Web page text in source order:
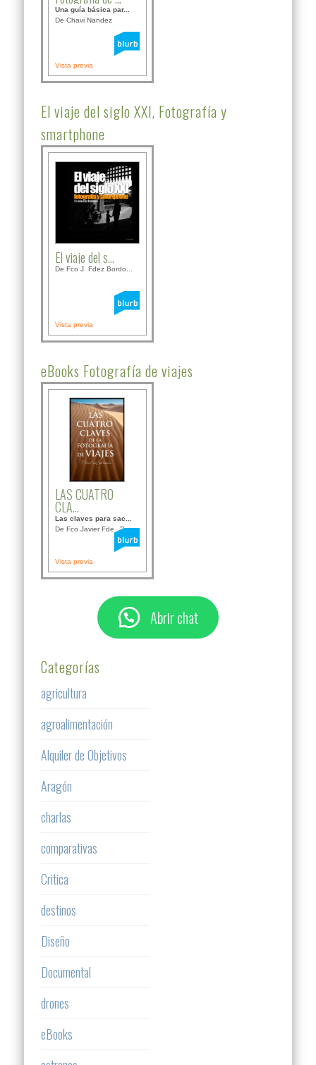
Una guía básica par...
De Chavi Nandez
Vista previa
El viaje del siglo XXI, Fotografía y
smartphone
El viaje del s...
De Fco J. Fdez Bordo...
Vista previa
eBooks Fotografía de viajes
LAS CUATRO
CLA...
Las claves para sac...
De Fco Javier Fdez B...
Vista previa
Abrir chat
Categorías
agricultura
agroalimentación
Alquiler de Objetivos
Aragón
charlas
comparativas
Critica
destinos
Diseño
Documental
drones
eBooks